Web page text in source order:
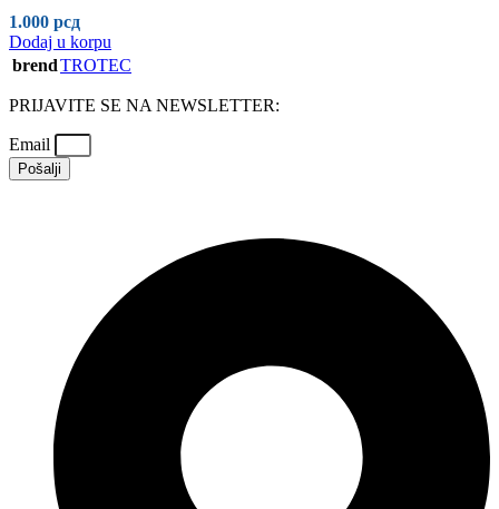
1.000 рсд
Dodaj u korpu
brendTROTEC
PRIJAVITE SE NA NEWSLETTER:
Email
Pošalji